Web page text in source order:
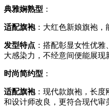
典雅娴熟型 ：
适配旗袍：大红色新娘旗袍，
发型特点 ：搭配彰显女性优
大感染力，不经意间便能展现
时尚简约型 ：
适配旗袍：现代款旗袍，长度
和设计师改良，更符合现代审